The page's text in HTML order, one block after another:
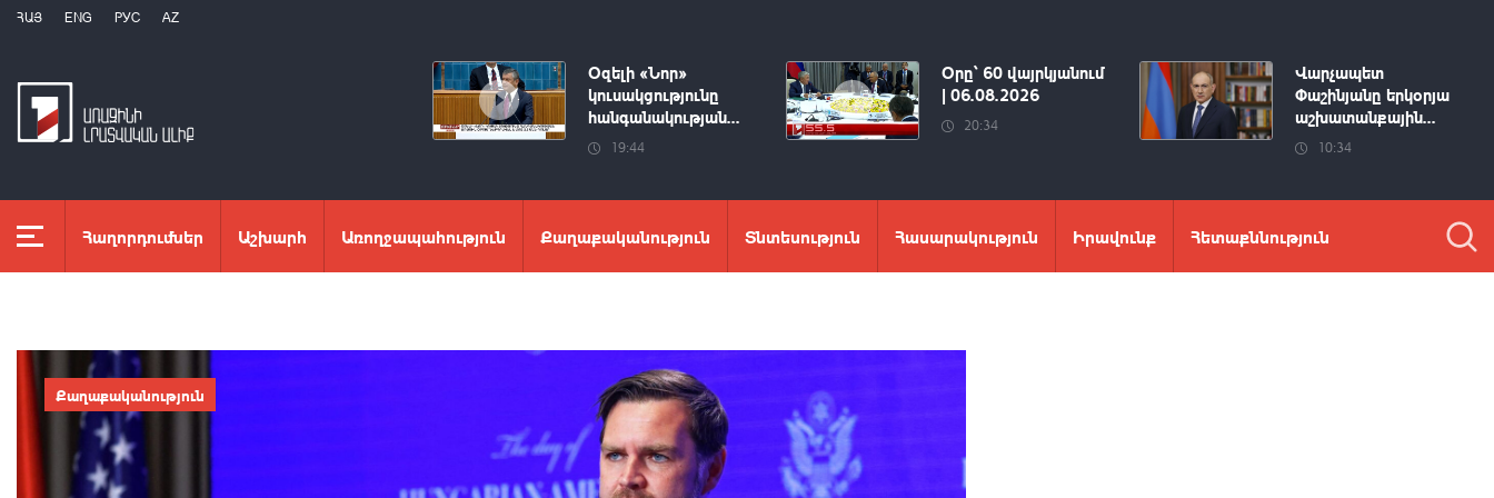
ՀԱՅ ENG РУС AZ
Օզելի «Նոր»
կուսակցությունը
հանգանակության...
19:44
Օրը՝ 60 վայրկյանում
| 06.08.2026
20:34
Վարչապետ
Փաշինյանը երկօրյա
աշխատանքային...
10:34
Հաղորդումներ Աշխարհ Առողջապահություն Քաղաքականություն Տնտեսություն Հասարակություն Իրավունք Հետաքննություն
Քաղաքականություն